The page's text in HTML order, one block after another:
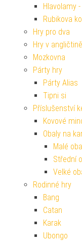
Hlavolamy
Rubikova
Hry pro dva
Hry v angličtině
Mozkovna
Párty hry
Párty Alias
Tipni si
Příslušenství
Kovové
Obaly na
Malé
Střední
Velké
Rodinné hry
Bang
Catan
Karak
Ubongo